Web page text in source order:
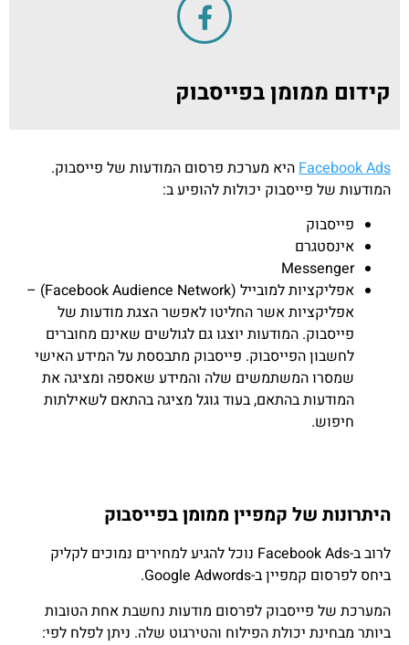
קידום ממומן בפייסבוק
Facebook Adsהיא מערכת פרסום המודעות של פייסבוק.
המודעות של פייסבוק יכולות להופיע ב:
פייסבוק
אינסטגרם
Messenger
אפליקציות למובייל (Facebook Audience Network) –
אפליקציות אשר החליטו לאפשר הצגת מודעות של
פייסבוק. המודעות יוצגו גם לגולשים שאינם מחוברים
לחשבון הפייסבוק. פייסבוק מתבססת על המידע האישי
שמסרו המשתמשים שלה והמידע שאספה ומציגה את
המודעות בהתאם, בעוד גוגל מציגה בהתאם לשאילתות
חיפוש.
היתרונות של קמפיין ממומן בפייסבוק
לרוב ב-Facebook Ads נוכל להגיע למחירים נמוכים לקליק
ביחס לפרסום קמפיין ב-Google Adwords.
המערכת של פייסבוק לפרסום מודעות נחשבת אחת הטובות
ביותר מבחינת יכולת הפילוח והטירגוט שלה. ניתן לפלח לפי: